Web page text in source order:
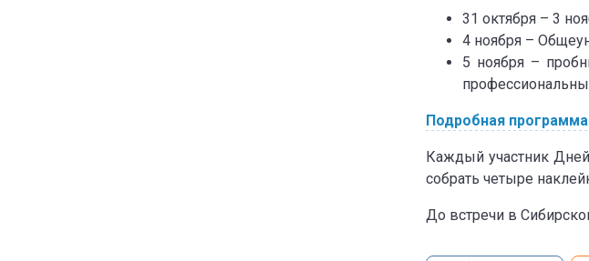
31 октября – 3
4 ноября –
5 ноября –
Подробная
Каждый участник
собрать четыре
До встречи в